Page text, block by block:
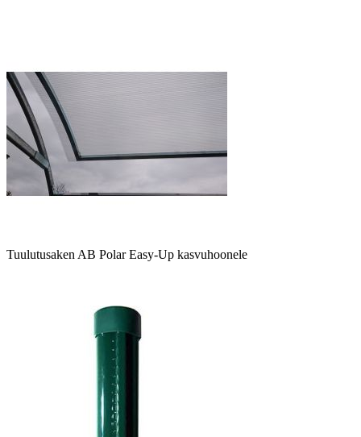
Tuulutusaken AB Polar Easy-Up kasvuhoonele